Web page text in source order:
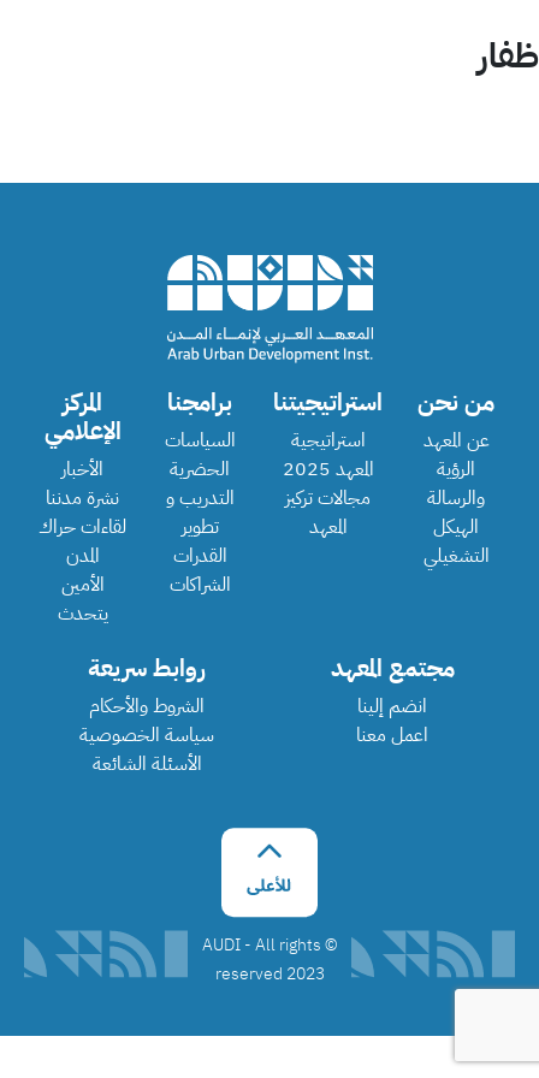
ظفار
من نحن
عن المعهد
الرؤية
والرسالة
الهيكل
التشغيلي
استراتيجيتنا
استراتيجية
المعهد 2025
مجالات تركيز
المعهد
برامجنا
السياسات
الحضرية
التدريب و
تطوير
القدرات
الشراكات
المركز
الإعلامي
الأخبار
نشرة مدننا
لقاءات حراك
المدن
الأمين
يتحدث
مجتمع المعهد
انضم إلينا
اعمل معنا
روابط سريعة
الشروط والأحكام
سياسة الخصوصية
الأسئلة الشائعة
©️ AUDI - All rights
reserved 2023